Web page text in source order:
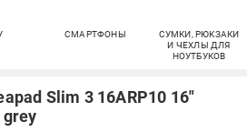
СМАРТФОНЫ
СУМКИ, РЮКЗАКИ
И ЧЕХЛЫ ДЛЯ
НОУТБУКОВ
Slim 3 16ARP10 16"
grey